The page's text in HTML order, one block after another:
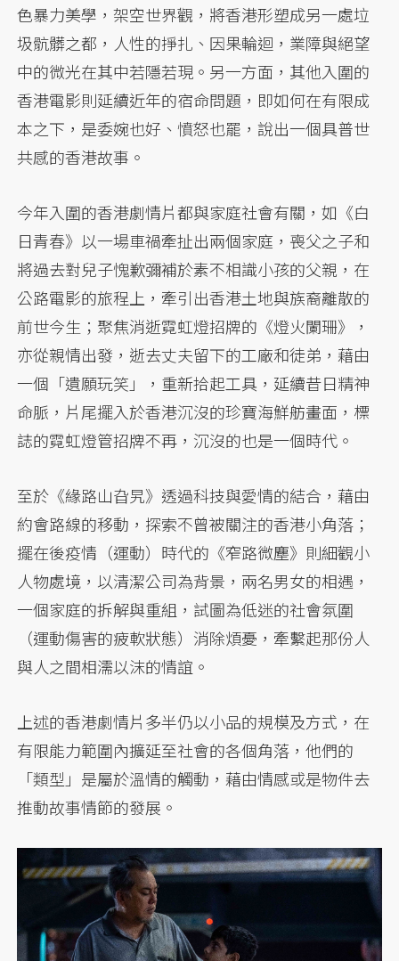
色暴力美學，架空世界觀，將香港形塑成另一處垃
圾骯髒之都，人性的掙扎、因果輪迴，業障與絕望
中的微光在其中若隱若現。另一方面，其他入圍的
香港電影則延續近年的宿命問題，即如何在有限成
本之下，是委婉也好、憤怒也罷，說出一個具普世
共感的香港故事。
今年入圍的香港劇情片都與家庭社會有關，如《白
日青春》以一場車禍牽扯出兩個家庭，喪父之子和
將過去對兒子愧歉彌補於素不相識小孩的父親，在
公路電影的旅程上，牽引出香港土地與族裔離散的
前世今生；聚焦消逝霓虹燈招牌的《燈火闌珊》，
亦從親情出發，逝去丈夫留下的工廠和徒弟，藉由
一個「遺願玩笑」，重新拾起工具，延續昔日精神
命脈，片尾擺入於香港沉沒的珍寶海鮮舫畫面，標
誌的霓虹燈管招牌不再，沉沒的也是一個時代。
至於《緣路山旮旯》透過科技與愛情的結合，藉由
約會路線的移動，探索不曾被關注的香港小角落；
擺在後疫情（運動）時代的《窄路微塵》則細觀小
人物處境，以清潔公司為背景，兩名男女的相遇，
一個家庭的拆解與重組，試圖為低迷的社會氛圍
（運動傷害的疲軟狀態）消除煩憂，牽繫起那份人
與人之間相濡以沫的情誼。
上述的香港劇情片多半仍以小品的規模及方式，在
有限能力範圍內擴延至社會的各個角落，他們的
「類型」是屬於溫情的觸動，藉由情感或是物件去
推動故事情節的發展。